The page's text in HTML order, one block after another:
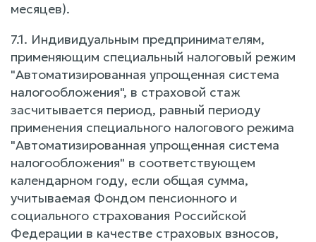
месяцев).
7.1. Индивидуальным предпринимателям,
применяющим специальный налоговый режим
"Автоматизированная упрощенная система
налогообложения", в страховой стаж
засчитывается период, равный периоду
применения специального налогового режима
"Автоматизированная упрощенная система
налогообложения" в соответствующем
календарном году, если общая сумма,
учитываемая Фондом пенсионного и
социального страхования Российской
Федерации в качестве страховых взносов,